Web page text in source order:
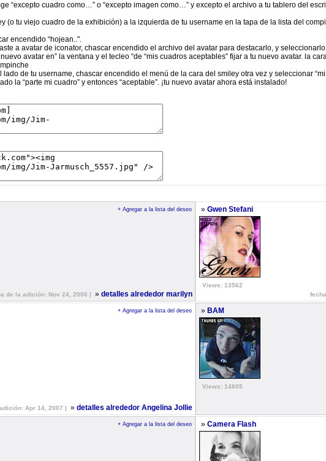
“excepto cuadro como…” o “excepto imagen como…” y excepto el archivo a tu tablero del
(o tu viejo cuadro de la exhibición) a la izquierda de tu username en la tapa de la lista del
encendido “hojean..".
a avatar de iconator, chascar encendido el archivo del avatar para destacarlo, y seleccionarlo
avatar en” la ventana y el tecleo “de “mis cuadros aceptables” fijar a tu nuevo avatar. la
de tu username, chascar encendido el menú de la cara del smiley otra vez y seleccionar
la “parte mi cuadro” y entonces “aceptable”. ¡tu nuevo avatar ahora está instalado!
+ Agregar a la lista del deseo
de la adición: Nov 24, 2006 |
» detalles alrededor marilyn
» Gwen Stefani
Views: 13562
+ Agregar a la lista del deseo
Apr 14, 2007 |
» detalles alrededor Angelina Jollie
» BAM
Views: 14805
+ Agregar a la lista del deseo » Camera Flash